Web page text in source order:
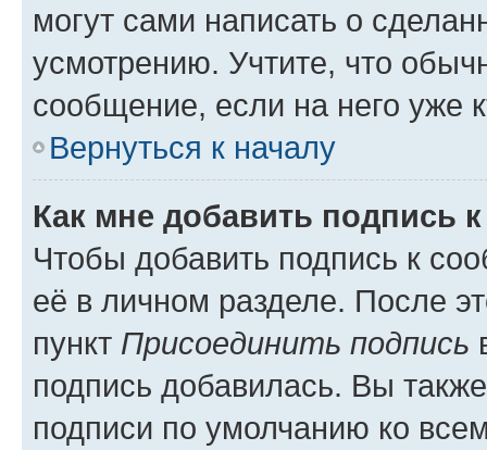
могут сами написать о
усмотрению. Учтите, что
сообщение, если на него уже
Вернуться к началу
Как мне добавить подпись
Чтобы добавить подпись к
её в личном разделе. После
пункт Присоединить подпись
подпись добавилась. Вы
подписи по умолчанию ко